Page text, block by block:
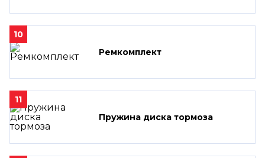
10
Ремкомплект
11
Пружина диска тормоза